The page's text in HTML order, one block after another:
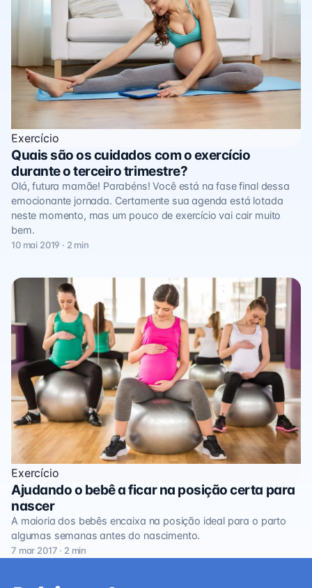
Exercício
Quais são os cuidados com o exercício
durante o terceiro trimestre?
Olá, futura mamãe! Parabéns! Você está na fase final dessa
emocionante jornada. Certamente sua agenda está lotada
neste momento, mas um pouco de exercício vai cair muito
bem.
10 mai 2019 · 2 min
Exercício
Ajudando o bebê a ficar na posição certa para
nascer
A maioria dos bebês encaixa na posição ideal para o parto
algumas semanas antes do nascimento.
7 mar 2017 · 2 min